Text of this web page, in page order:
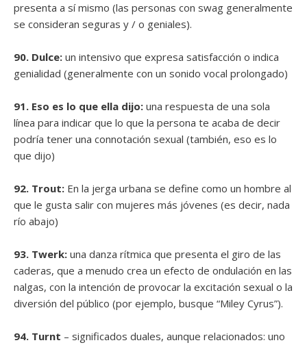
presenta a sí mismo (las personas con swag generalmente
se consideran seguras y / o geniales).
90. Dulce: un intensivo que expresa satisfacción o indica
genialidad (generalmente con un sonido vocal prolongado)
91. Eso es lo que ella dijo: una respuesta de una sola
línea para indicar que lo que la persona te acaba de decir
podría tener una connotación sexual (también, eso es lo
que dijo)
92. Trout: En la jerga urbana se define como un hombre al
que le gusta salir con mujeres más jóvenes (es decir, nada
río abajo)
93. Twerk: una danza rítmica que presenta el giro de las
caderas, que a menudo crea un efecto de ondulación en las
nalgas, con la intención de provocar la excitación sexual o la
diversión del público (por ejemplo, busque “Miley Cyrus”).
94. Turnt – significados duales, aunque relacionados: uno